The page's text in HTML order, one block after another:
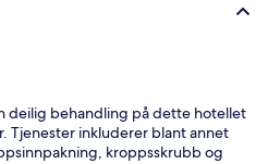
deilig behandling på dette hotellet
Tjenester inkluderer blant annet
kroppsskrubb og